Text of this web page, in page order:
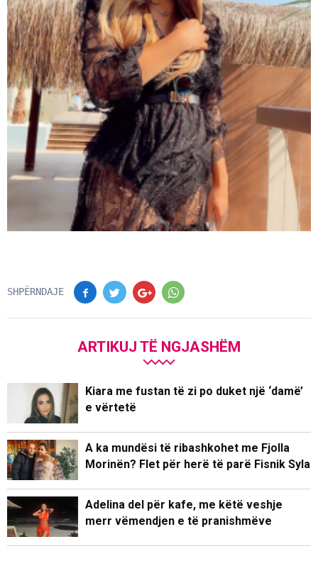
SHPËRNDAJE
ARTIKUJ TË NGJASHËM
Kiara me fustan të zi po duket një ‘damë’
e vërtetë
A ka mundësi të ribashkohet me Fjolla
Morinën? Flet për herë të parë Fisnik Syla
Adelina del për kafe, me këtë veshje
merr vëmendjen e të pranishmëve